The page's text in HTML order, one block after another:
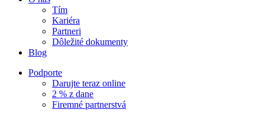
Tím
Kariéra
Partneri
Dôležité dokumenty
Blog
Podporte
Darujte teraz online
2 % z dane
Firemné partnerstvá